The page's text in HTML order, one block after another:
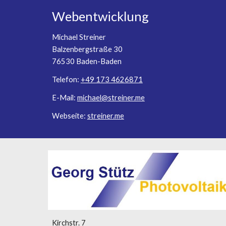
Webentwicklung
Michael Streiner
Balzenbergstraße 30
76530 Baden-Baden
Telefon: +49 173 4626871
E-Mail: michael@streiner.me
Webseite: streiner.me
Kirchstr. 7